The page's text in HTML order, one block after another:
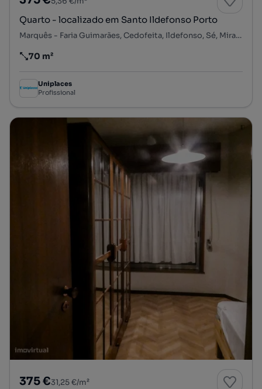
Quarto - localizado em Santo Ildefonso Porto
Marquês - Faria Guimarães, Cedofeita, Ildefonso, Sé, Miragaia, Nicolau, Vitória, Porto, Porto
Preço por metro quadrado
70 m²
Uniplaces
Profissional
375 €31,25 €/m²